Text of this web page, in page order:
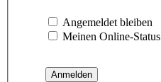
Angemeldet bleiben
Meinen Online-